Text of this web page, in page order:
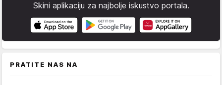
Skini aplikaciju za najbolje iskustvo portala.
PRATITE NAS NA